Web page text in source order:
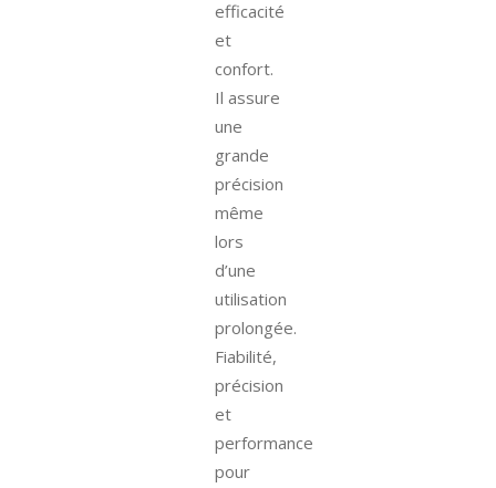
efficacité
et
confort.
Il assure
une
grande
précision
même
lors
d’une
utilisation
prolongée.
Fiabilité,
précision
et
performance
pour